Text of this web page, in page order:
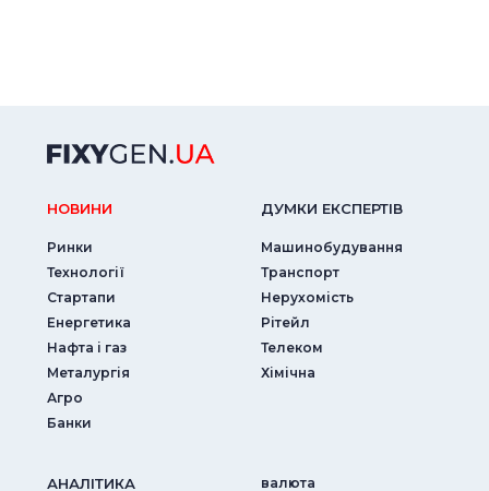
НОВИНИ
Ринки
Технології
Стартапи
Енергетика
Нафта і газ
Металургія
Агро
Банки
ДУМКИ ЕКСПЕРТIВ
Машинобудування
Транспорт
Нерухомість
Рітейл
Телеком
Хімічна
АНАЛIТИКА валюта